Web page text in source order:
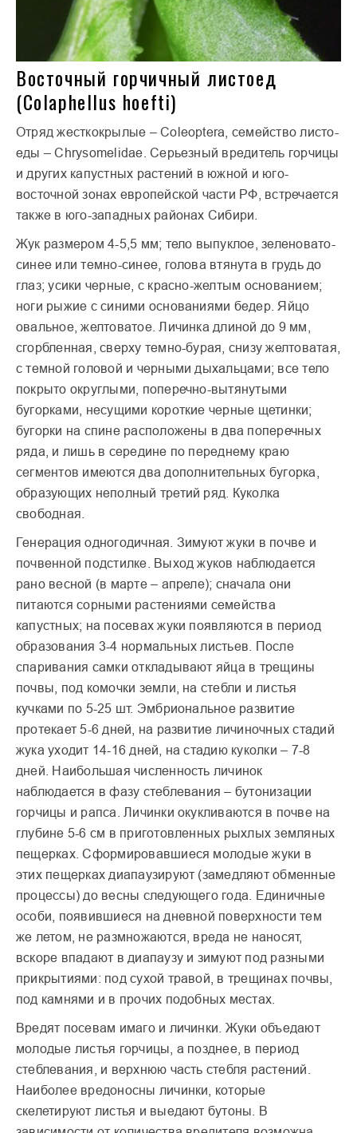
Восточный горчичный листоед
(Colaphellus hoefti)
Отряд жесткокрылые – Coleoptera, семейство листо­
еды – Chrysomelidae. Серьезный вредитель горчицы
и других капустных растений в южной и юго-
восточной зонах европейской части РФ, встречается
также в юго-западных районах Сибири.
Жук размером 4-5,5 мм; тело выпуклое, зеленовато-
синее или темно-синее, голова втянута в грудь до
глаз; усики черные, с красно-желтым основанием;
ноги рыжие с синими основаниями бедер. Яйцо
овальное, желтоватое. Личинка длиной до 9 мм,
сгорбленная, сверху темно-бурая, снизу желтоватая,
с темной головой и черными дыхальцами; все тело
покрыто округлыми, поперечно-вытянутыми
бугорками, несущими короткие черные щетинки;
бугорки на спине расположены в два поперечных
ряда, и лишь в середине по переднему краю
сегментов имеются два дополнительных бугорка,
образующих неполный третий ряд. Куколка
свободная.
Генерация одногодичная. Зимуют жуки в почве и
почвенной подстилке. Выход жуков наблюдается
рано весной (в марте – апреле); сначала они
питаются сорными растениями семейства
капустных; на посевах жуки появляются в период
образования 3-4 нормальных листьев. После
спаривания самки откладывают яйца в трещины
почвы, под комочки земли, на стебли и листья
кучками по 5-25 шт. Эмбриональное развитие
протекает 5-6 дней, на развитие личиночных стадий
жука уходит 14-16 дней, на стадию куколки – 7-8
дней. Наибольшая численность личинок
наблюдается в фазу стеблевания – бутонизации
горчицы и рапса. Личинки окукливаются в почве на
глубине 5-6 см в приготовленных рыхлых земляных
пещерках. Сформировавшиеся молодые жуки в
этих пещерках диапаузируют (замедляют обменные
процессы) до весны следующего года. Единичные
особи, появившиеся на дневной поверхности тем
же летом, не размножаются, вреда не наносят,
вскоре впадают в диапаузу и зимуют под разными
прикрытиями: под сухой травой, в трещинах почвы,
под камнями и в прочих подобных местах.
Вредят посевам имаго и личинки. Жуки объедают
молодые листья горчицы, а позднее, в период
стеблевания, и верхнюю часть стебля растений.
Наиболее вредоносны личинки, которые
скелетируют листья и выедают бутоны. В